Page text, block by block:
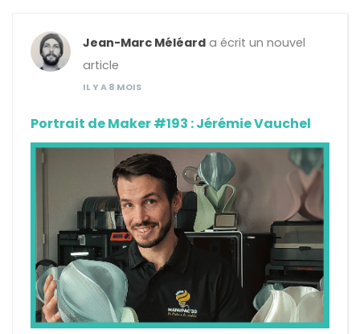
Jean-Marc Méléard a écrit un nouvel
article
IL Y A 8 MOIS
Portrait de Maker #193 : Jérémie Vauchel